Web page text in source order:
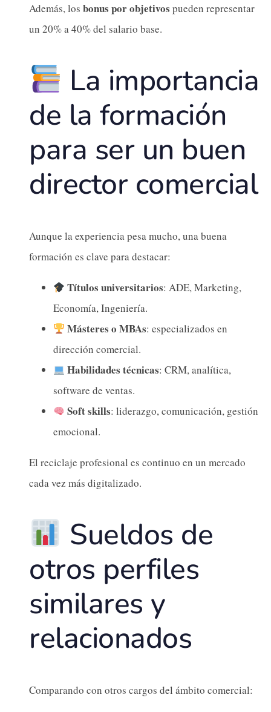
Además, los bonus por objetivos pueden representar
un 20% a 40% del salario base.
La importancia
de la formación
para ser un buen
director comercial
Aunque la experiencia pesa mucho, una buena
formación es clave para destacar:
Títulos universitarios: ADE, Marketing,
Economía, Ingeniería.
Másteres o MBAs: especializados en
dirección comercial.
Habilidades técnicas: CRM, analítica,
software de ventas.
Soft skills: liderazgo, comunicación, gestión
emocional.
El reciclaje profesional es continuo en un mercado
cada vez más digitalizado.
Sueldos de
otros perfiles
similares y
relacionados
Comparando con otros cargos del ámbito comercial: